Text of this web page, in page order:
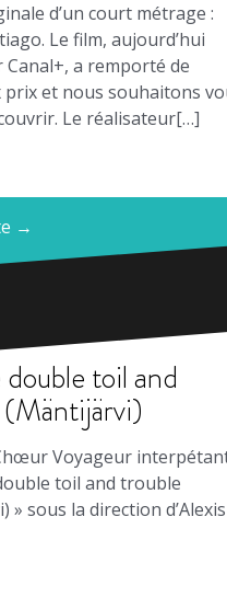
d’un court métrage :
Le film, aujourd’hui
a remporté de
et nous souhaitons
Le réalisateur[…]
→
toil and
Voyageur
toil and trouble
» sous la direction d’Alexis